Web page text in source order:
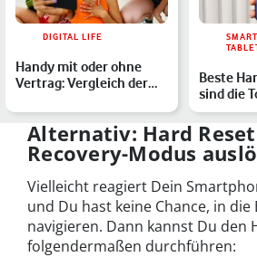
DIGITAL LIFE
Handy mit oder ohne
Vertrag: Vergleich der
Beste
sind die
Alternativ: Hard
Recovery-Modus
Vielleicht reagiert Dein
und Du hast keine Chance, in die
navigieren. Dann kannst Du den
folgendermaßen durchführen: